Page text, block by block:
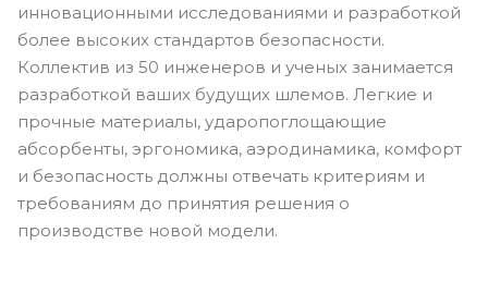
инновационными исследованиями и разработкой
более высоких стандартов безопасности.
Коллектив из 50 инженеров и ученых занимается
разработкой ваших будущих шлемов. Легкие и
прочные материалы, ударопоглощающие
абсорбенты, эргономика, аэродинамика, комфорт
и безопасность должны отвечать критериям и
требованиям до принятия решения о
производстве новой модели.